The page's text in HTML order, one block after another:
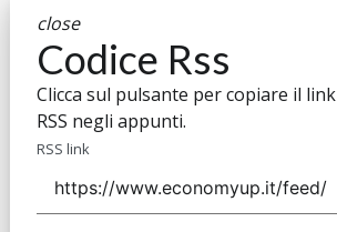
close
Codice Rss
Clicca sul pulsante per copiare il link
RSS negli appunti.
RSS link